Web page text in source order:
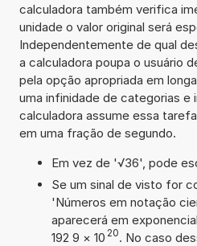
calculadora também verifica
unidade o valor original será
Independentemente de qual
a calculadora poupa o usuário
pela opção apropriada em
uma infinidade de categorias e
calculadora assume essa
em uma fração de segundo.
Em vez de '√36', pode
Se um sinal de visto for
'Números em notação
aparecerá em
192 9 × 10 20. No caso